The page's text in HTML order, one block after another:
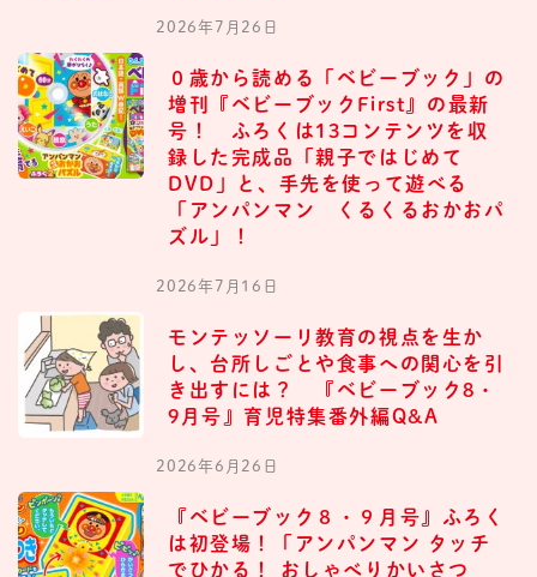
2026年7月26日
０歳から読める「ベビーブック」の
増刊『ベビーブックFirst』の最新
号！ ふろくは13コンテンツを収
録した完成品「親子ではじめて
DVD」と、手先を使って遊べる
「アンパンマン くるくるおかおパ
ズル」！
2026年7月16日
モンテッソーリ教育の視点を生か
し、台所しごとや食事への関心を引
き出すには？ 『ベビーブック8・
9月号』育児特集番外編Q&A
2026年6月26日
『ベビーブック８・９月号』ふろく
は初登場！「アンパンマン タッチ
でひかる！ おしゃべりかいさつ